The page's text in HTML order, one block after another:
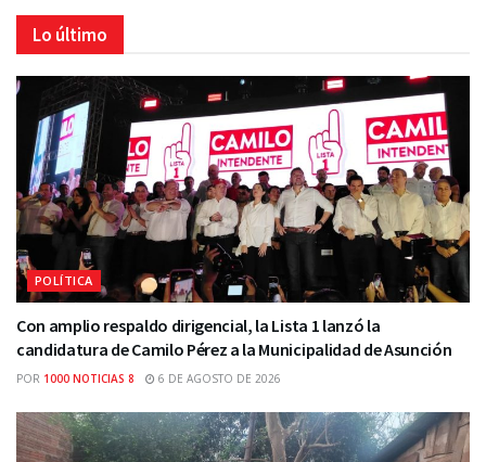
Lo último
POLÍTICA
Con amplio respaldo dirigencial, la Lista 1 lanzó la
candidatura de Camilo Pérez a la Municipalidad de Asunción
POR 1000 NOTICIAS 8 6 DE AGOSTO DE 2026